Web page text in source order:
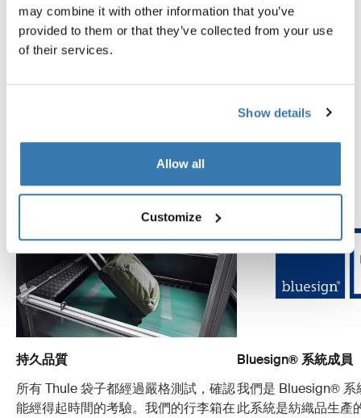
may combine it with other information that you’ve
provided to them or that they’ve collected from your use
of their services.
Show details
Allow all
Customize
經過極限標準的測試
極端測試。我們的收納袋旨在陪伴您完成每趟覵險，確保
您的物品井然有序，且不受惡劣天氣影響。以下略舉諸多
持久品質
所有 Thule 袋子都經過嚴格測試，確認
能經得起時間的考驗。我們的行李箱在
Bluesign® 系統成員
我們是 Bluesign® 系
此系統是紡織品生產